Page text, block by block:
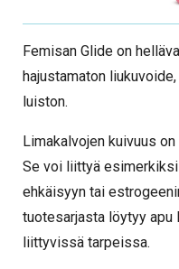
Femisan Glide on
hajustamaton
luiston.
Limakalvojen kuivuus
Se voi liittyä
ehkäisyyn tai
tuotesarjasta löytyy apu
liittyvissä tarpeissa.